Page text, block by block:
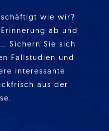
wie wir?
ab und
Sichern Sie sich
Fallstudien und
interessante
aus der